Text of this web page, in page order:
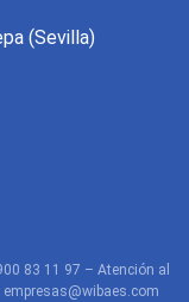
(Sevilla)
83 11 97 – Atención al